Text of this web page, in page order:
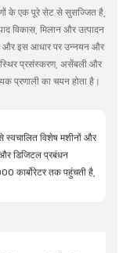
के एक पूरे सेट से सुसज्जित है,
विकास, मिलान और उत्पादन
और इस आधार पर उन्नयन और
प्रसंस्करण, असेंबली और
प्रणाली का चयन होता है।
स्वचालित विशेष मशीनों और
और डिजिटल प्रबंधन
कार्बोरेटर तक पहुंचती है,